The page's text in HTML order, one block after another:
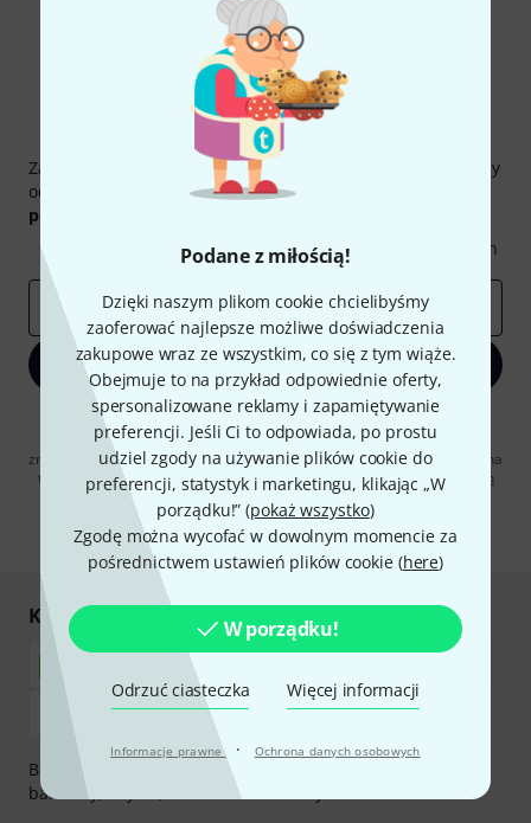
Podane z miłością!
Dzięki naszym plikom cookie chcielibyśmy
zaoferować najlepsze możliwe doświadczenia
zakupowe wraz ze wszystkim, co się z tym wiąże.
Obejmuje to na przykład odpowiednie oferty,
spersonalizowane reklamy i zapamiętywanie
preferencji. Jeśli Ci to odpowiada, po prostu
udziel zgody na używanie plików cookie do
preferencji, statystyk i marketingu, klikając „W
porządku!” (pokaż wszystko)
Zgodę można wycofać w dowolnym momencie za
pośrednictwem ustawień plików cookie (here)
W porządku!
Odrzuć ciasteczka Więcej informacji
Informacje prawne · Ochrona danych osobowych
Thomann Newsletter
Zapisz się do Thomann Newsletter w języku polskim, a przy
odrobinie szczęścia możesz wygrać jeden z
podarunkowych
Inspirujące treści
Oferty Spostrzeżenia Thomann
E-mail *
Zapisz się teraz
Klikając na „Zapisz się teraz”, wyrażasz zgodę na otrzymywanie
materialów reklamowych przesyłanych drogą elektroniczną. Możesz
zrezygnować z subskrypcji w dowolnym momencie. Więcej informacji na
temat newslettera można znaleźć w naszychwytycznych dotyczących
ochrony danych ososbowych
* Wymagany
Kupuj i płać bezpiecznie
Bezpieczna płatność przez Za pobraniem, Przelew
bankowy, PayPal, Blik lub Karta kredytowa.